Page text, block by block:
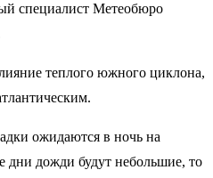
специалист Метеобюро
теплого южного циклона,
ожидаются в ночь на
дожди будут небольшие, то